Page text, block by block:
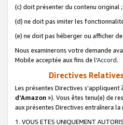
(c) doit présenter du contenu original ;
(d) ne doit pas imiter les
(e) ne doit pas héberger ou afficher
Nous examinerons votre demande
Mobile acceptée aux fins de l'Accord.
Directives
Les présentes Directives
d'Amazon »). Vous êtes tenu(e) de
aux présentes Directives entraînera
1. VOUS ETES UNIQUEMENT